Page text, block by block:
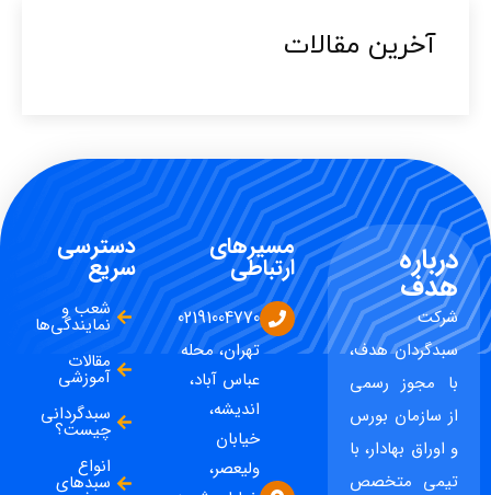
آخرین مقالات​
درباره
هدف
شرکت
سبدگردان هدف،
با مجوز رسمی
از سازمان بورس
و اوراق بهادار، با
تیمی متخصص
مسیرهای
ارتباطی
02191004770
تهران، محله
عباس آباد،
اندیشه،
خیابان
ولیعصر،
دسترسی
سریع
شعب و
نمایندگی‌ها
مقالات
آموزشی
سبدگردانی
چیست؟
انواع
سبدهای